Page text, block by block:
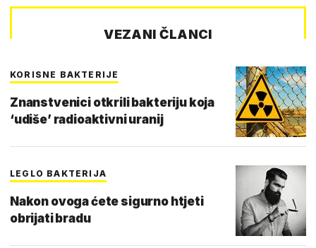
VEZANI ČLANCI
KORISNE BAKTERIJE
Znanstvenici otkrili bakteriju koja
‘udiše’ radioaktivni uranij
LEGLO BAKTERIJA
Nakon ovoga ćete sigurno htjeti
obrijati bradu